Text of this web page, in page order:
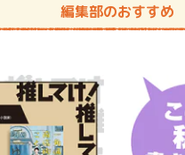
編集部のおすすめ